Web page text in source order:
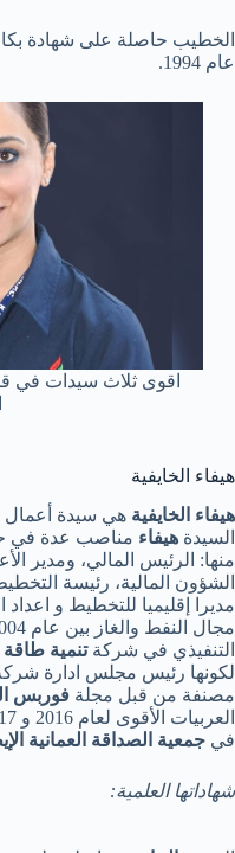
الخطيب حاصلة على شهادة
عام 1994.
اقوى ثلاث سيدات في
هيفاء الخايفية
هيفاء الخايفية هي سيدة أعمال
السيدة هيفاء مناصب عدة في
منها: الرئيس المالي، ومدير
الشؤون المالية، رئيسة
مديرا إقليميا للتخطيط و
التنفيذي في شركةتنمية
لكونها رئيس مجلس ادارة
مصنفة من قبل مجلة فوربس
في جمعية الصداقة العمانية
شهاداتها العلمية: